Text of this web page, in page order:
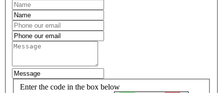
Enter the code in the box below